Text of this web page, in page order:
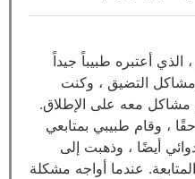
أعتبره طبيباً جيداً
التضيق ، وكنت
مشاكل معه على الإطلاق.
، وقام طبيبي بمتابعي
أيضًا ، وذهبت إلى
عندما أواجه مشكلة